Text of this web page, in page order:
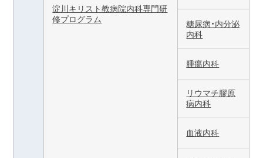
淀川キリスト教病院内科専門研
修プログラム
糖尿病・内分泌
内科
腫瘍内科
リウマチ膠原
病内科
血液内科